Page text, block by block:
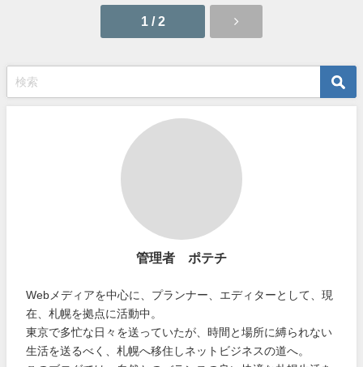
1 / 2
管理者 ポテチ
Webメディアを中心に、プランナー、エディターとして、現
在、札幌を拠点に活動中。
東京で多忙な日々を送っていたが、時間と場所に縛られない
生活を送るべく、札幌へ移住しネットビジネスの道へ。